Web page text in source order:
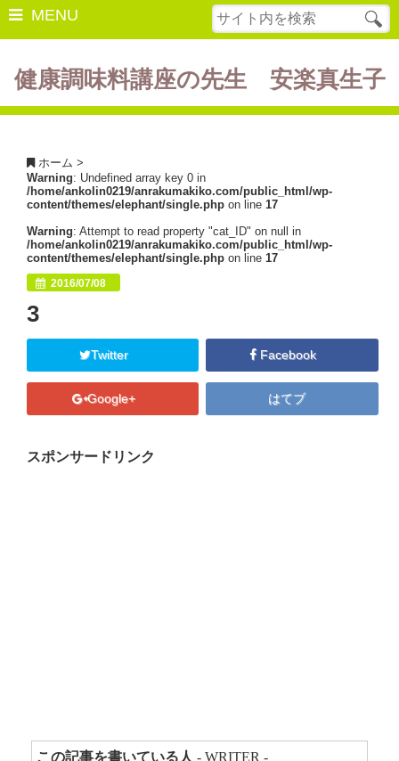
MENU
開催中の講座
ダイエット
レシピ
酵素ファスティング
プロフィール
健康調味料講座の先生 安楽真生子
ホーム >
Warning: Undefined array key 0 in
/home/ankolin0219/anrakumakiko.com/public_html/wp-
content/themes/elephant/single.php on line 17
Warning: Attempt to read property "cat_ID" on null in
/home/ankolin0219/anrakumakiko.com/public_html/wp-
content/themes/elephant/single.php on line 17
2016/07/08
3
Twitter Facebook
Google+ はてブ
スポンサードリンク
この記事を書いている人 - WRITER -